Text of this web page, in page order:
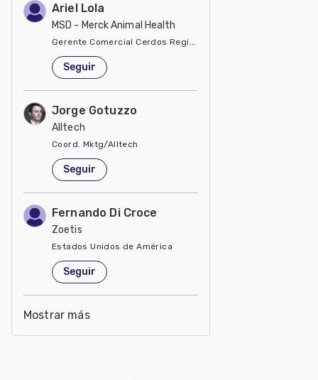
Ariel Lola
MSD - Merck Animal Health
Gerente Comercial Cerdos Región Sur
Estados Unidos de América
Seguir
Jorge Gotuzzo
Alltech
Coord. Mktg/Alltech
Estados Unidos de América
Seguir
Fernando Di Croce
Zoetis
Estados Unidos de América
Seguir
Mostrar más